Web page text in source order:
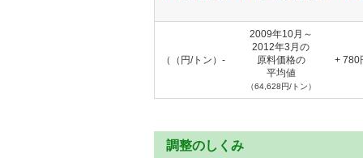
（（円/トン）-
2009年10月～
2012年3月の
原料価格の
平均値
（64,628円/トン）
+ 780
調整のしくみ